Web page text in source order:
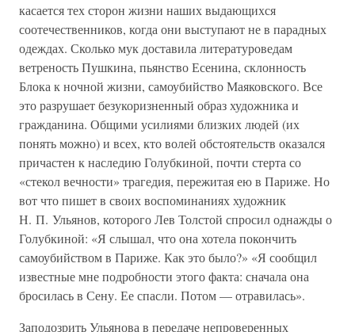
касается тех сторон жизни наших выдающихся
соотечественников, когда они выступают не в парадных
одеждах. Сколько мук доставила литературоведам
ветреность Пушкина, пьянство Есенина, склонность
Блока к ночной жизни, самоубийство Маяковского. Все
это разрушает безукоризненный образ художника и
гражданина. Общими усилиями близких людей (их
понять можно) и всех, кто волей обстоятельств оказался
причастен к наследию Голубкиной, почти стерта со
«стекол вечности» трагедия, пережитая ею в Париже. Но
вот что пишет в своих воспоминаниях художник
Н. П. Ульянов, которого Лев Толстой спросил однажды о
Голубкиной: «Я слышал, что она хотела покончить
самоубийством в Париже. Как это было?» «Я сообщил
известные мне подробности этого факта: сначала она
бросилась в Сену. Ее спасли. Потом — отравилась».
Заподозрить Ульянова в передаче непроверенных